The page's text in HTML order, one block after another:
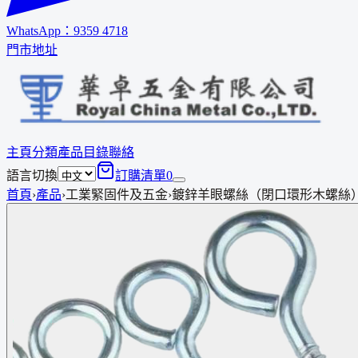
WhatsApp： 9359 4718
門市地址
主頁分類產品 目錄聯絡
語言切換
訂購清單0
首頁›產品›工業緊固件及五金›鍍鋅羊眼螺絲（閉口環形木螺絲